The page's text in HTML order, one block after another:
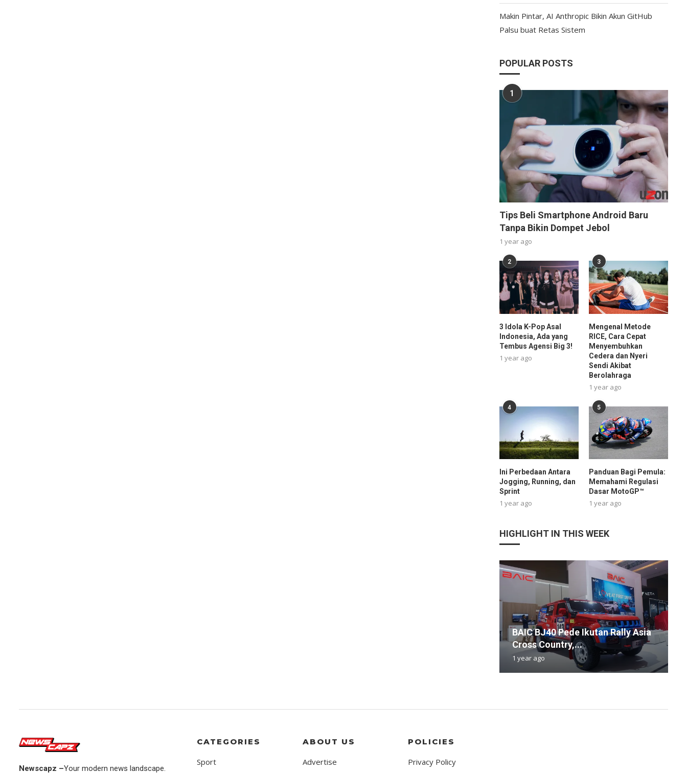
Makin Pintar, AI Anthropic Bikin Akun GitHub
Palsu buat Retas Sistem
POPULAR POSTS
1
Tips Beli Smartphone Android Baru
Tanpa Bikin Dompet Jebol
1 year ago
2
3 Idola K-Pop Asal
Indonesia, Ada yang
Tembus Agensi Big 3!
1 year ago
3
Mengenal Metode
RICE, Cara Cepat
Menyembuhkan
Cedera dan Nyeri
Sendi Akibat
Berolahraga
1 year ago
4
Ini Perbedaan Antara
Jogging, Running, dan
Sprint
1 year ago
5
Panduan Bagi Pemula:
Memahami Regulasi
Dasar MotoGP™
1 year ago
HIGHLIGHT IN THIS WEEK
BAIC BJ40 Pede Ikutan Rally Asia
Cross Country,...
1 year ago
Newscapz –Your modern news landscape.
CATEGORIES
Sport
ABOUT US
Advertise
POLICIES
Privacy Policy